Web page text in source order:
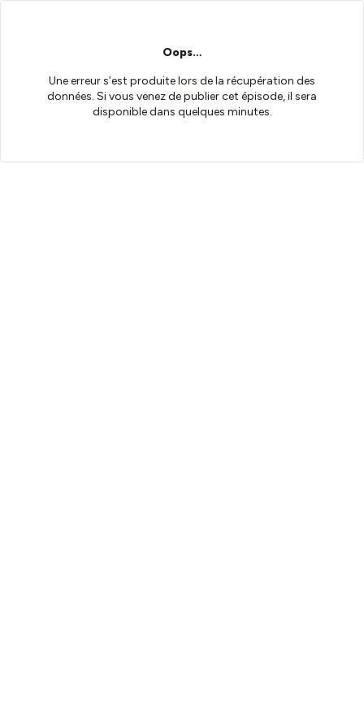
Oops…
Une erreur s’est produite lors de la récupération des
données. Si vous venez de publier cet épisode, il sera
disponible dans quelques minutes.